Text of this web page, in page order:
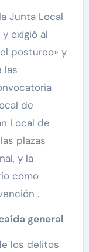
Junta Local
exigió al
postureo» y
las
de
Local de
plazas
y la
como
.
general
los delitos